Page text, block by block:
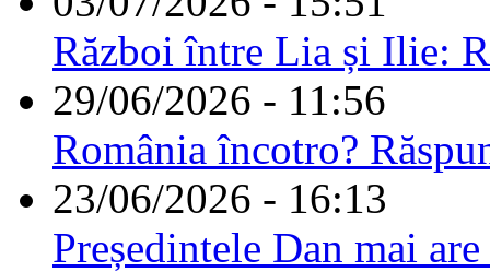
Război între Lia și Ilie:
29/06/2026 - 11:56
România încotro?
23/06/2026 - 16:13
Președintele Dan mai